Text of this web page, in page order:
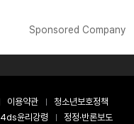
Sponsored Company
이용약관
청소년보호정책
윤리강령
정정·반론보도